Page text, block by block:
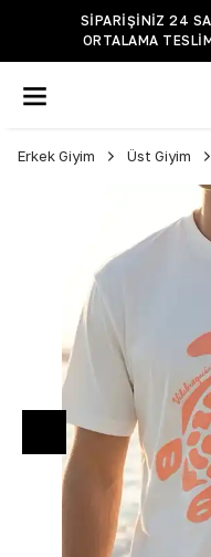
SIPARIŞINIZ 24
ORTALAMA
Erkek Giyim Üst Giyim